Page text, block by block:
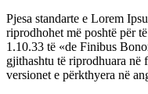
Pjesa standarte e Lorem
riprodhohet më poshtë për
1.10.33 të «de Finibus
gjithashtu të riprodhuara në
versionet e përkthyera në